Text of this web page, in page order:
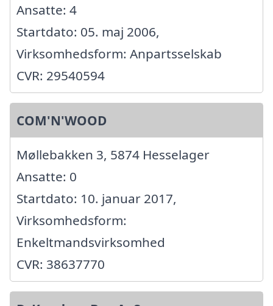
Ansatte: 4
Startdato: 05. maj 2006,
Virksomhedsform: Anpartsselskab
CVR: 29540594
COM'N'WOOD
Møllebakken 3, 5874 Hesselager
Ansatte: 0
Startdato: 10. januar 2017,
Virksomhedsform:
Enkeltmandsvirksomhed
CVR: 38637770